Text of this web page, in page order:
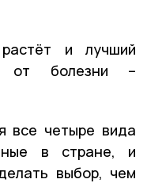
и лучший
от болезни –
все четыре вида
в стране, и
выбор, чем